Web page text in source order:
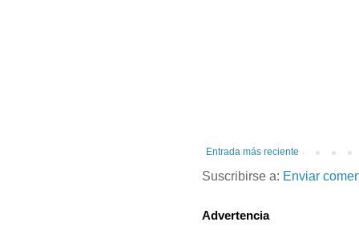
Entrada más reciente
Suscribirse a: Enviar
Advertencia